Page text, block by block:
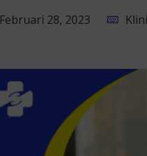
Februari 28, 2023